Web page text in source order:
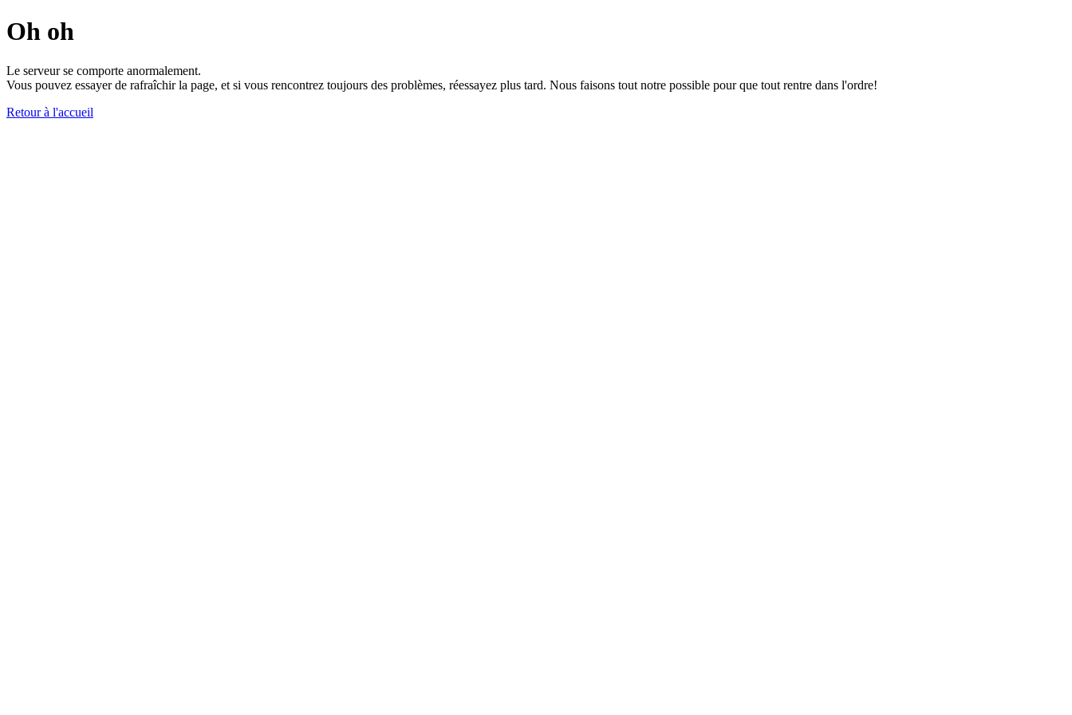
Oh oh
Le serveur se comporte anormalement.
Vous pouvez essayer de rafraîchir la page, et si vous rencontrez toujours des problèmes, réessayez plus tard. Nous faisons tout notre possible pour que tout rentre dans l'ordre!
Retour à l'accueil